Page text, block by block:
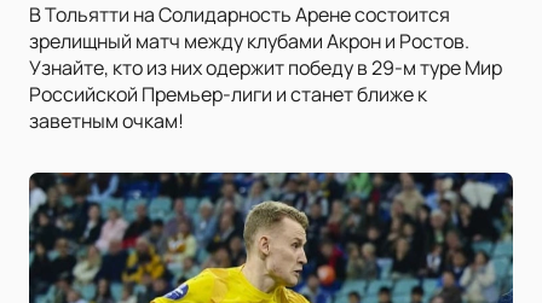
В Тольятти на Солидарность Арене состоится
зрелищный матч между клубами Акрон и Ростов.
Узнайте, кто из них одержит победу в 29-м туре Мир
Российской Премьер-лиги и станет ближе к
заветным очкам!